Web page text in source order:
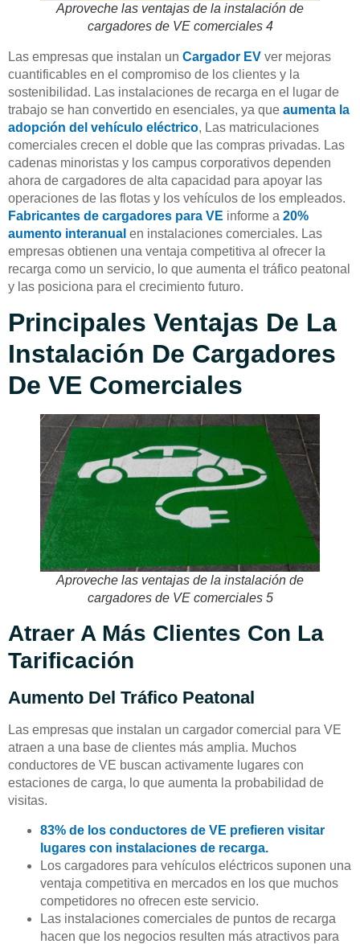
Aproveche las ventajas de la instalación de
cargadores de VE comerciales 4
Las empresas que instalan un Cargador EV ver mejoras
cuantificables en el compromiso de los clientes y la
sostenibilidad. Las instalaciones de recarga en el lugar de
trabajo se han convertido en esenciales, ya que aumenta la
adopción del vehículo eléctrico, Las matriculaciones
comerciales crecen el doble que las compras privadas. Las
cadenas minoristas y los campus corporativos dependen
ahora de cargadores de alta capacidad para apoyar las
operaciones de las flotas y los vehículos de los empleados.
Fabricantes de cargadores para VE informe a 20%
aumento interanual en instalaciones comerciales. Las
empresas obtienen una ventaja competitiva al ofrecer la
recarga como un servicio, lo que aumenta el tráfico peatonal
y las posiciona para el crecimiento futuro.
Principales Ventajas De La
Instalación De Cargadores
De VE Comerciales
Aproveche las ventajas de la instalación de
cargadores de VE comerciales 5
Atraer A Más Clientes Con La
Tarificación
Aumento Del Tráfico Peatonal
Las empresas que instalan un cargador comercial para VE
atraen a una base de clientes más amplia. Muchos
conductores de VE buscan activamente lugares con
estaciones de carga, lo que aumenta la probabilidad de
visitas.
83% de los conductores de VE prefieren visitar
lugares con instalaciones de recarga.
Los cargadores para vehículos eléctricos suponen una
ventaja competitiva en mercados en los que muchos
competidores no ofrecen este servicio.
Las instalaciones comerciales de puntos de recarga
hacen que los negocios resulten más atractivos para